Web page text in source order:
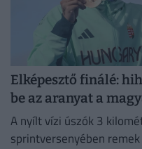
Elképesztő finálé:
be az aranyat a
A nyílt vízi úszók 3
sprintversenyében